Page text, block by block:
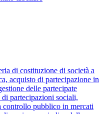
di costituzione di società a
acquisto di partecipazione in
delle partecipate
partecipazioni sociali,
controllo pubblico in mercati